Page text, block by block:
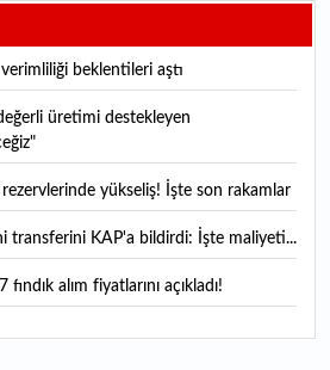
beklentileri aştı
rezervlerinde yükseliş! İşte son rakamlar
transferini KAP'a bildirdi: İşte maliyeti...
alım fiyatlarını açıkladı!